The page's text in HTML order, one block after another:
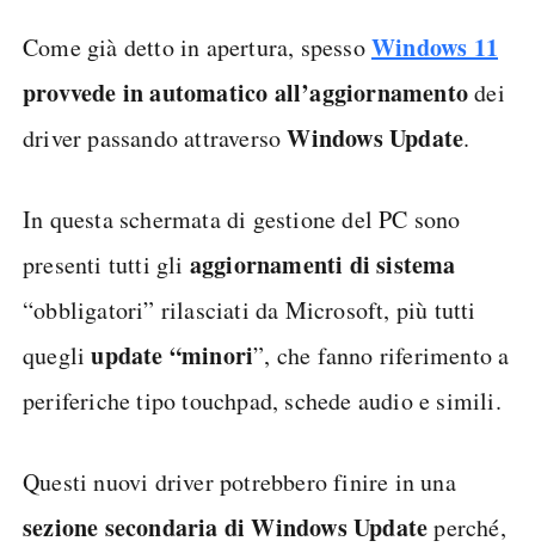
Come già detto in apertura, spessoWindows 11
provvede in automatico all’aggiornamentodei
driver passando attraversoWindows Update.
In questa schermata di gestione del PC sono
presenti tutti gli aggiornamenti di sistema
“obbligatori” rilasciati da Microsoft, più tutti
quegliupdate “minori”, che fanno riferimento a
periferiche tipo touchpad, schede audio e simili.
Questi nuovi driver potrebbero finire in una
sezione secondaria di Windows Updateperché,